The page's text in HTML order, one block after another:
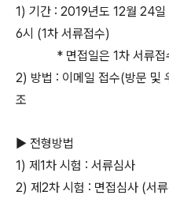
1) 기간 : 2019년도 12월 24
6시 (1차 서류접수)
* 면접일은 1차 서류접수
2) 방법 : 이메일 접수(방문 및
조
▶ 전형방법
1) 제1차 시험 : 서류심사
2) 제2차 시험 : 면접심사 (서